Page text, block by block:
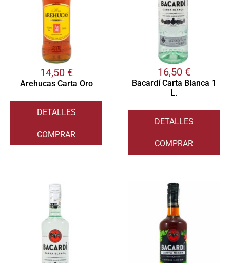
14,50 €
Arehucas Carta Oro
DETALLES
COMPRAR
16,50 €
Bacardí Carta Blanca 1
L.
DETALLES
COMPRAR